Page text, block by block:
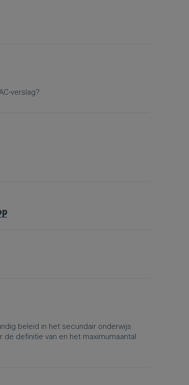
verslag?
beleid in het secundair onderwijs.
definitie van en het maximumaantal